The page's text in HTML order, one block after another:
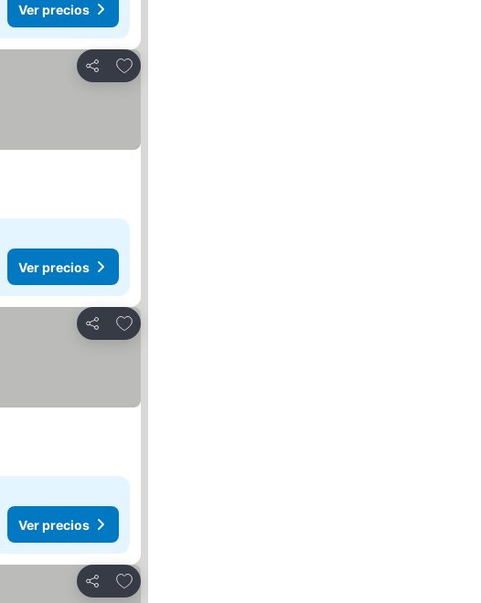
Ver precios
Compartir
Agregar a favoritos
Ver precios
Compartir
Agregar a favoritos
Ver precios
Compartir
Agregar a favoritos